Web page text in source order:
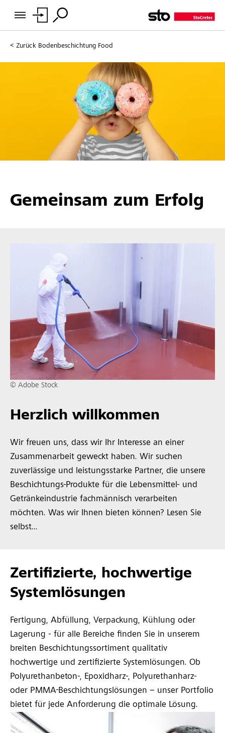
Zurück Bodenbeschichtung Food
Gemeinsam zum Erfolg
Herzlich willkommen
Wir freuen uns, dass wir Ihr Interesse an einer
Zusammenarbeit geweckt haben. Wir suchen
zuverlässige und leistungsstarke Partner, die unsere
Beschichtungs-Produkte für die Lebensmittel- und
Getränkeindustrie fachmännisch verarbeiten
möchten. Was wir Ihnen bieten können? Lesen Sie
selbst...
© Adobe Stock
Zertifizierte, hochwertige
Systemlösungen
Fertigung, Abfüllung, Verpackung, Kühlung oder
Lagerung - für alle Bereiche finden Sie in unserem
breiten Beschichtungssortiment qualitativ
hochwertige und zertifizierte Systemlösungen. Ob
Polyurethanbeton-, Epoxidharz-, Polyurethanharz-
oder PMMA-Beschichtungslösungen – unser Portfolio
bietet für jede Anforderung die optimale Lösung.